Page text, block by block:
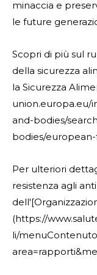
minaccia e
le future
Scopri di più sul
della sicurezza
la Sicurezza
union.europa.eu/
and-bodies/
bodies/
Per ulteriori
resistenza agli
(https://
li/